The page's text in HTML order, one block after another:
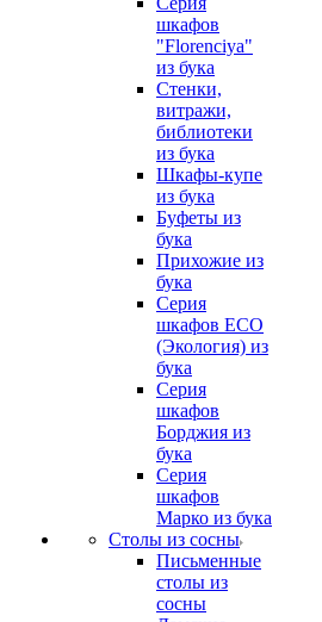
шкафов
"Florenciya"
из бука
Стенки,
витражи,
библиотеки
из бука
Шкафы-купе
из бука
Буфеты из
бука
Прихожие из
бука
Серия
шкафов ECO
(Экология) из
бука
Серия
шкафов
Борджия из
бука
Серия
шкафов
Марко из бука
Столы из сосны
Письменные
столы из
сосны